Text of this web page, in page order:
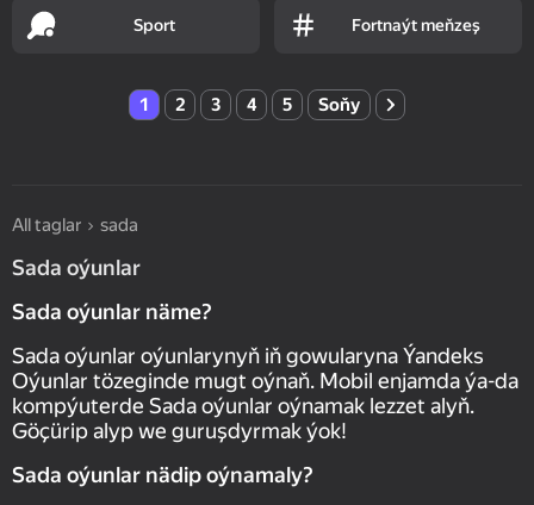
Sport Fortnaýt meňzeş
1 2 3 4 5 Soňy
All taglar sada
Sada oýunlar
Sada oýunlar näme?
Sada oýunlar oýunlarynyň iň gowularyna Ýandeks
Oýunlar tözeginde mugt oýnaň. Mobil enjamda ýa-da
kompýuterde Sada oýunlar oýnamak lezzet alyň.
Göçürip alyp we guruşdyrmak ýok!
Sada oýunlar nädip oýnamaly?